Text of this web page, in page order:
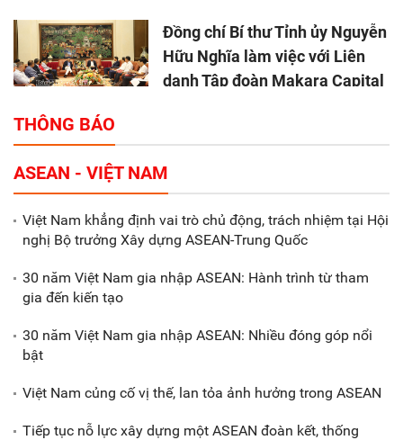
Đồng chí Bí thư Tỉnh ủy Nguyễn
Hữu Nghĩa làm việc với Liên
danh Tập đoàn Makara Capital
Tổng thu ngân sách nhà nước 9
tháng đầu năm 2025 đạt trên
70.600 tỷ đồng
Xã Nam Đông Hưng: Gặp mặt,
biểu dương các doanh nghiệp,
Gắn sản xuất với phát triển văn
THÔNG BÁO
ASEAN - VIỆT NAM
Việt Nam khẳng định vai trò chủ động, trách nhiệm tại Hội
nghị Bộ trưởng Xây dựng ASEAN-Trung Quốc
30 năm Việt Nam gia nhập ASEAN: Hành trình từ tham
gia đến kiến tạo
30 năm Việt Nam gia nhập ASEAN: Nhiều đóng góp nổi
bật
Việt Nam củng cố vị thế, lan tỏa ảnh hưởng trong ASEAN
Tiếp tục nỗ lực xây dựng một ASEAN đoàn kết, thống